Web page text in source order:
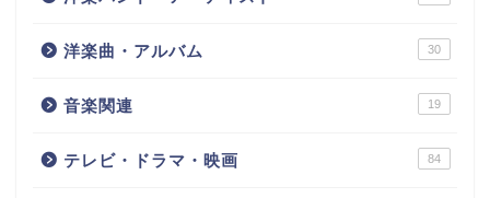
洋楽曲・アルバム 30
音楽関連 19
テレビ・ドラマ・映画 84